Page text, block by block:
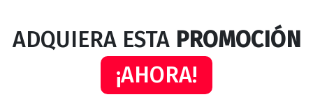
ADQUIERA ESTA PROMOCIÓN
¡AHORA!